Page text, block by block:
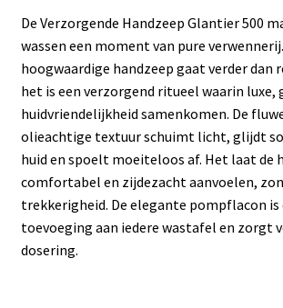
De Verzorgende Handzeep Glantier 500
wassen een moment van pure
hoogwaardige handzeep gaat verder dan
het is een verzorgend ritueel waarin luxe,
huidvriendelijkheid samenkomen. De
olieachtige textuur schuimt licht, glijdt
huid en spoelt moeiteloos af. Het laat de
comfortabel en zijdezacht aanvoelen,
trekkerigheid. De elegante pompflacon is
toevoeging aan iedere wastafel en zorgt
dosering.